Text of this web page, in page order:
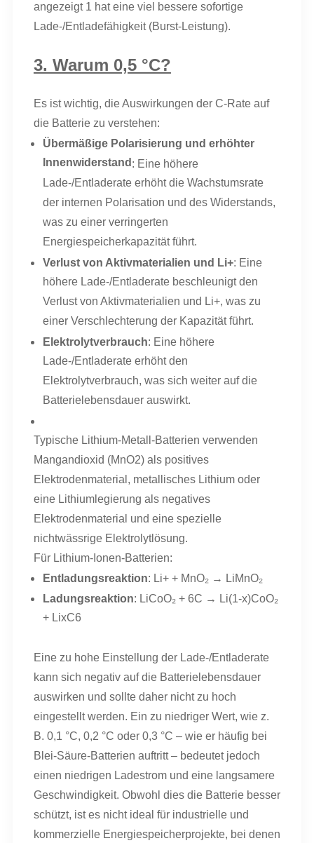
angezeigt 1 hat eine viel bessere sofortige
Lade-/Entladefähigkeit (Burst-Leistung).
3. Warum 0,5 °C?
Es ist wichtig, die Auswirkungen der C-Rate auf
die Batterie zu verstehen:
Übermäßige Polarisierung und erhöhter
Innenwiderstand: Eine höhere
Lade-/Entladerate erhöht die Wachstumsrate
der internen Polarisation und des Widerstands,
was zu einer verringerten
Energiespeicherkapazität führt.
Verlust von Aktivmaterialien und Li+: Eine
höhere Lade-/Entladerate beschleunigt den
Verlust von Aktivmaterialien und Li+, was zu
einer Verschlechterung der Kapazität führt.
Elektrolytverbrauch: Eine höhere
Lade-/Entladerate erhöht den
Elektrolytverbrauch, was sich weiter auf die
Batterielebensdauer auswirkt.
Typische Lithium-Metall-Batterien verwenden
Mangandioxid (MnO2) als positives
Elektrodenmaterial, metallisches Lithium oder
eine Lithiumlegierung als negatives
Elektrodenmaterial und eine spezielle
nichtwässrige Elektrolytlösung.
Für Lithium-Ionen-Batterien:
Entladungsreaktion: Li+ + MnO₂ → LiMnO₂
Ladungsreaktion: LiCoO₂ + 6C → Li(1-x)CoO₂
+ LixC6
Eine zu hohe Einstellung der Lade-/Entladerate
kann sich negativ auf die Batterielebensdauer
auswirken und sollte daher nicht zu hoch
eingestellt werden. Ein zu niedriger Wert, wie z.
B. 0,1 °C, 0,2 °C oder 0,3 °C – wie er häufig bei
Blei-Säure-Batterien auftritt – bedeutet jedoch
einen niedrigen Ladestrom und eine langsamere
Geschwindigkeit. Obwohl dies die Batterie besser
schützt, ist es nicht ideal für industrielle und
kommerzielle Energiespeicherprojekte, bei denen